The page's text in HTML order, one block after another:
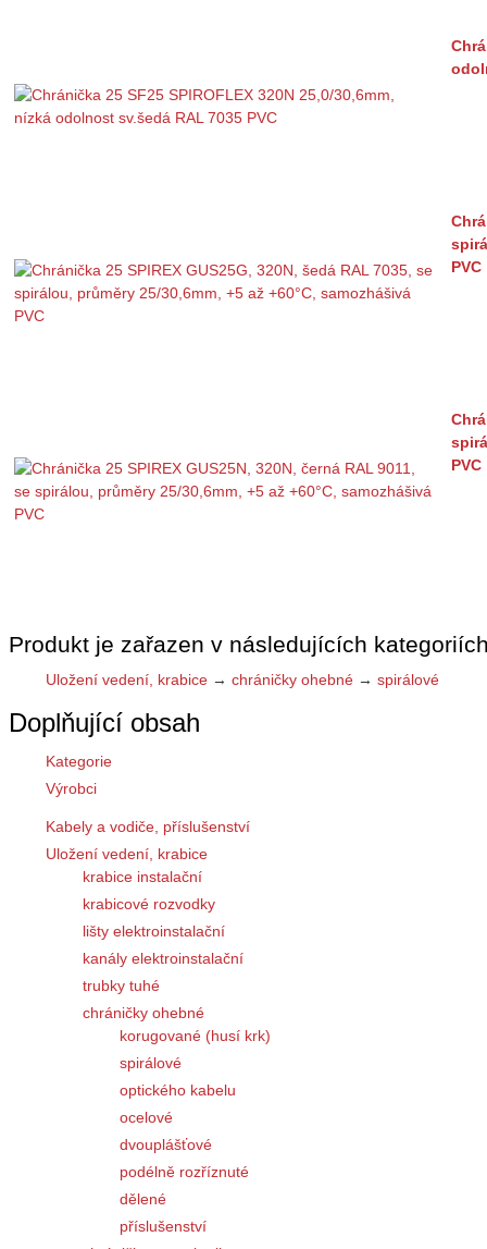
PVC
PVC
Produkt je zařazen v následujících
Uložení vedení, krabice → chráničky ohebné → spirálové
Doplňující obsah
Kategorie
Výrobci
Kabely a vodiče, příslušenství
Uložení vedení, krabice
krabice instalační
krabicové rozvodky
lišty elektroinstalační
kanály elektroinstalační
trubky tuhé
chráničky ohebné
korugované (husí krk)
spirálové
optického kabelu
ocelové
dvouplášťové
podélně rozříznuté
dělené
příslušenství